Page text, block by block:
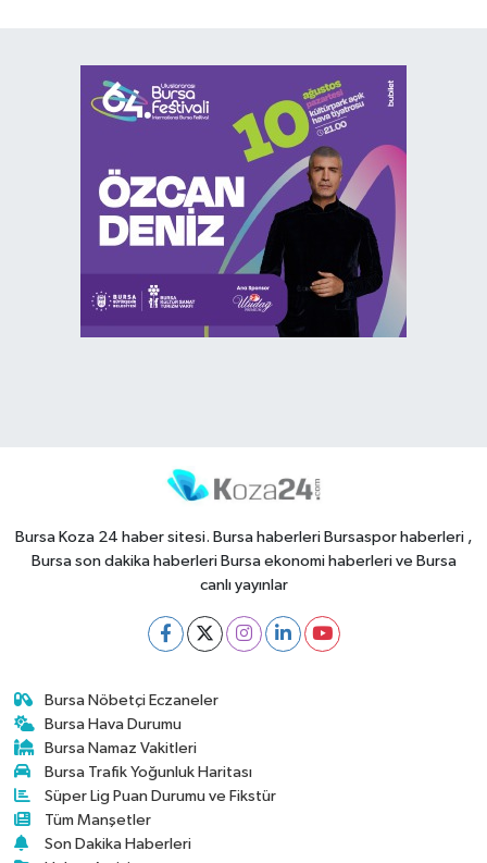
Bursa Koza 24 haber sitesi. Bursa haberleri Bursaspor haberleri ,
Bursa son dakika haberleri Bursa ekonomi haberleri ve Bursa
canlı yayınlar
Bursa Nöbetçi Eczaneler
Bursa Hava Durumu
Bursa Namaz Vakitleri
Bursa Trafik Yoğunluk Haritası
Süper Lig Puan Durumu ve Fikstür
Tüm Manşetler
Son Dakika Haberleri